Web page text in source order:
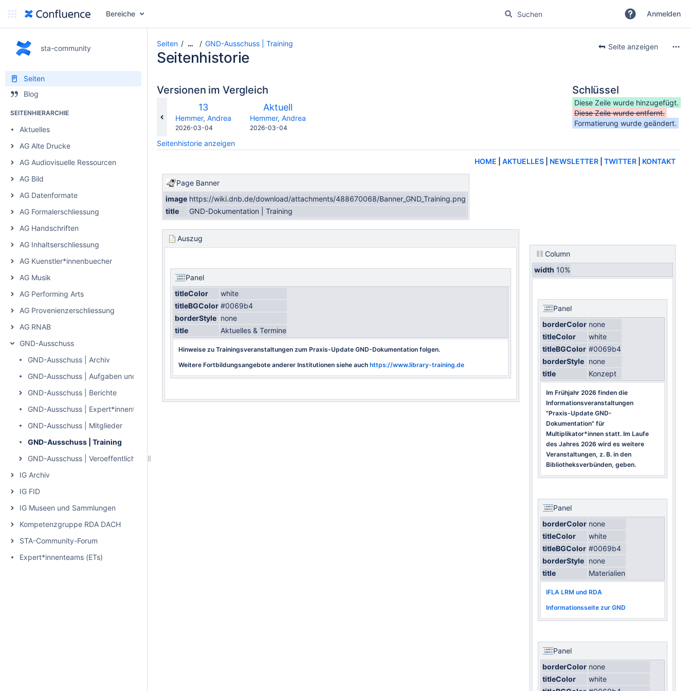
Bereiche Anmelden
sta-community
Seiten
Blog
SEITENHIERARCHIE
Aktuelles
AG Alte Drucke
AG Audiovisuelle Ressourcen
AG Bild
AG Datenformate
AG Formalerschliessung
AG Handschriften
AG Inhaltserschliessung
AG Kuenstler*innenbuecher
AG Musik
AG Performing Arts
AG Provenienzerschliessung
AG RNAB
GND-Ausschuss
GND-Ausschuss | Archiv
GND-Ausschuss | Aufgaben und Ziele
GND-Ausschuss | Berichte
GND-Ausschuss | Expert*innenteams und Projektgruppen
GND-Ausschuss | Mitglieder
GND-Ausschuss | Training
GND-Ausschuss | Veroeffentlichungen
IG Archiv
IG FID
IG Museen und Sammlungen
Kompetenzgruppe RDA DACH
STA-Community-Forum
Expert*innenteams (ETs)
Seite anzeigen
Seiten … GND-Ausschuss | Training
Seitenhistorie
Versionen im Vergleich
Alte
Version
13
changes.mady.by.user
Hemmer, Andrea
Gespeichert
2026-03-04
verglichen
Neue
Version
Aktuell
changes.mady.by.user
Hemmer, Andrea
Gespeichert
2026-03-04
Seitenhistorie anzeigen
Schlüssel
Diese Zeile wurde hinzugefügt.
Diese Zeile wurde entfernt.
Formatierung wurde geändert.
HOME AKTUELLES NEWSLETTER TWITTER KONTAKT
Page Banner
image https://wiki.dnb.de/download/attachments/488670068/Banner_GND_Training.png
title
GND-Dokumentation | Training
Auszug
Panel
titleColor
white
titleBGColor #0069b4
borderStyle none
title
Aktuelles & Termine
Hinweise zu Trainingsveranstaltungen zum Praxis-Update GND-Dokumentation folgen.
Weitere Fortbildungsangebote anderer Institutionen siehe auch https://www.library-training.de
Column
width 10%
Panel
borderColor none
titleColor
white
titleBGColor #0069b4
borderStyle none
title
Konzept
Im Frühjahr 2026 finden die
Informationsveranstaltungen
"Praxis-Update GND-
Dokumentation" für
Multiplikator*innen statt. Im Laufe
des Jahres 2026 wird es weitere
Veranstaltungen, z. B. in den
Bibliotheksverbünden, geben.
Panel
borderColor none
titleColor
white
titleBGColor #0069b4
borderStyle none
title
Materialien
IFLA LRM und RDA
Informationsseite zur GND
Panel
borderColor none
titleColor
white